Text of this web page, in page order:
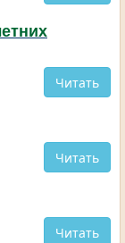
Читать
Читать
Читать